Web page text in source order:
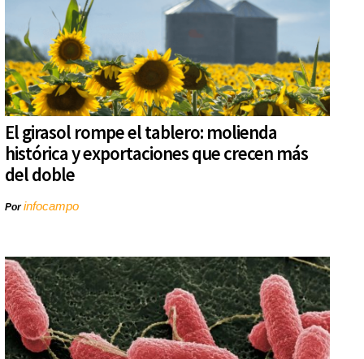
El girasol rompe el tablero: molienda
histórica y exportaciones que crecen más
del doble
Porinfocampo